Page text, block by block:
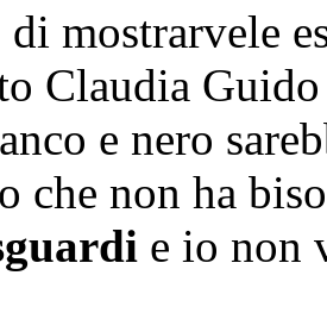
mostrarvele
Claudia
e nero
che non ha
e io non